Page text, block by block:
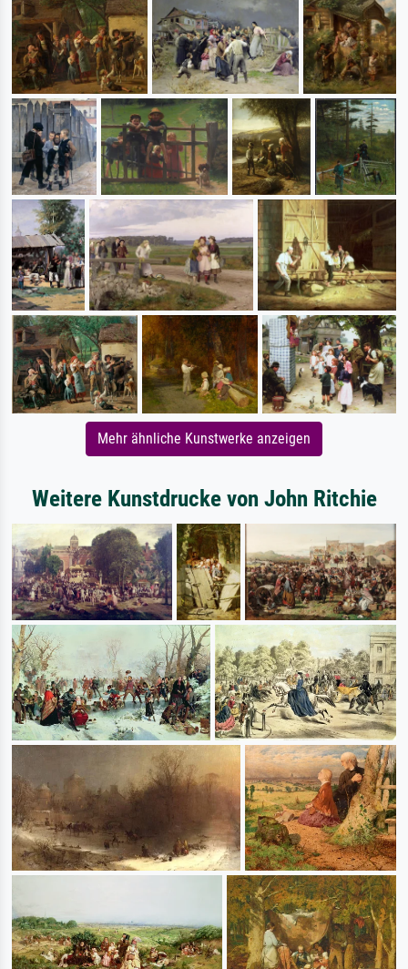
Mehr ähnliche Kunstwerke anzeigen
Weitere Kunstdrucke von John Ritchie